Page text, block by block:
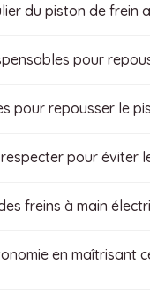
du piston de frein
pour
pour repousser le
pour éviter
freins à main
en maîtrisant